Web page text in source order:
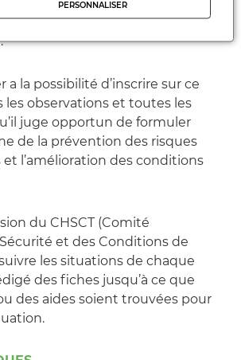
être ouvert dans chaque
a la possibilité d’inscrire sur ce
les observations et toutes les
juge opportun de formuler
de la prévention des risques
et l’amélioration des conditions
du CHSCT (Comité
et des Conditions de
les situations de chaque
des fiches jusqu’à ce que
des aides soient trouvées pour
PERSONNALISER